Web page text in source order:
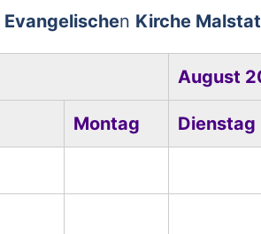
Evangelischen Kirche
August
Montag Dienstag